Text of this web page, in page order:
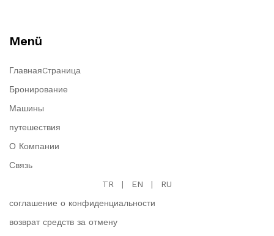
Menü
ГлавнаяCтраница
Бронирование
Машины
путешествия
О Компании
Связь
TR
| EN |
RU
соглашение о конфиденциальности
возврат средств за отмену